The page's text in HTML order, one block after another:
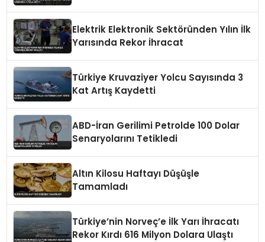
Elektrik Elektronik Sektöründen Yılın İlk
Yarısında Rekor İhracat
Türkiye Kruvaziyer Yolcu Sayısında 3
Kat Artış Kaydetti
ABD-İran Gerilimi Petrolde 100 Dolar
Senaryolarını Tetikledi
Altın Kilosu Haftayı Düşüşle
Tamamladı
Türkiye’nin Norveç’e İlk Yarı İhracatı
Rekor Kırdı 616 Milyon Dolara Ulaştı